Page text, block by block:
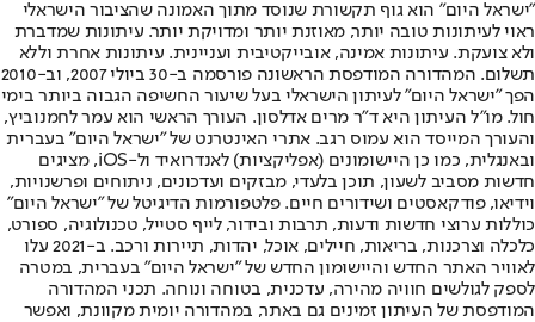
"ישראל היום" הוא גוף תקשורת שנוסד מתוך האמונה שהציבור הישראלי
ראוי לעיתונות טובה יותר, מאוזנת יותר ומדויקת יותר. עיתונות שמדברת
ולא צועקת. עיתונות אמינה, אובייקטיבית ועניינית. עיתונות אחרת וללא
תשלום. המהדורה המודפסת הראשונה פורסמה ב-30 ביולי 2007, וב-2010
הפך "ישראל היום" לעיתון הישראלי בעל שיעור החשיפה הגבוה ביותר בימי
חול. מו"ל העיתון היא ד"ר מרים אדלסון. העורך הראשי הוא עמר לחמנוביץ,
והעורך המייסד הוא עמוס רגב. אתרי האינטרנט של "ישראל היום" בעברית
ובאנגלית, כמו כן היישומונים (אפליקציות) לאנדרואיד ול-iOS, מציגים
חדשות מסביב לשעון, תוכן בלעדי, מבזקים ועדכונים, ניתוחים ופרשנויות,
וידיאו, פודקאסטים ושידורים חיים. פלטפורמות הדיגיטל של "ישראל היום"
כוללות ערוצי חדשות ודעות, תרבות ובידור, לייף סטייל, טכנולוגיה, ספורט,
כלכלה וצרכנות, בריאות, חיילים, אוכל, יהדות, תיירות ורכב. ב-2021 עלו
לאוויר האתר החדש והיישומון החדש של "ישראל היום" בעברית, במטרה
לספק לגולשים חוויה מהירה, עדכנית, בטוחה ונוחה. תכני המהדורה
המודפסת של העיתון זמינים גם באתר, במהדורה יומית מקוונת, ואפשר